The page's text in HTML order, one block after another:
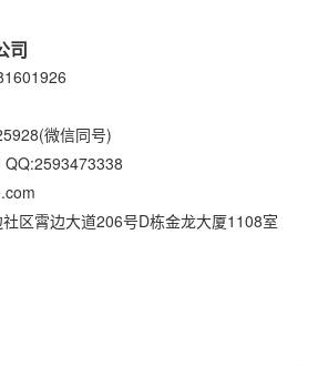
司
微信同号)
区霄边大道206号D栋金龙大厦1108室